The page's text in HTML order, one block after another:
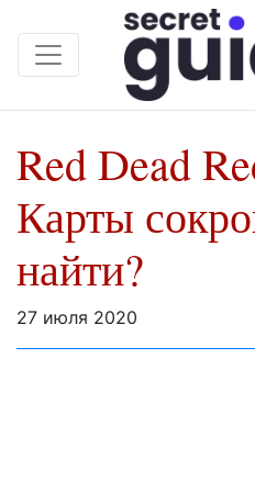
Red Dead
Карты
найти?
27 июля 2020